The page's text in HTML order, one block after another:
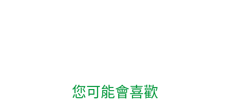
您可能會喜歡